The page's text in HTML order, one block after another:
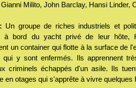
Milito, John Barclay, Hansi Linder,
Un groupe de riches industriels et
à bord du yacht privé de leur hôte,
un container qui flotte à la surface de
qui y sont enfermés. Ils apprennent
criminels échappés d'un asile. Ils
en otages qui s'apprête à vivre quelques